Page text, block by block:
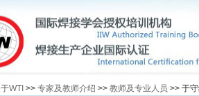
WTI >> 专家及教师介绍 >> 教师及专业人员 >> 于